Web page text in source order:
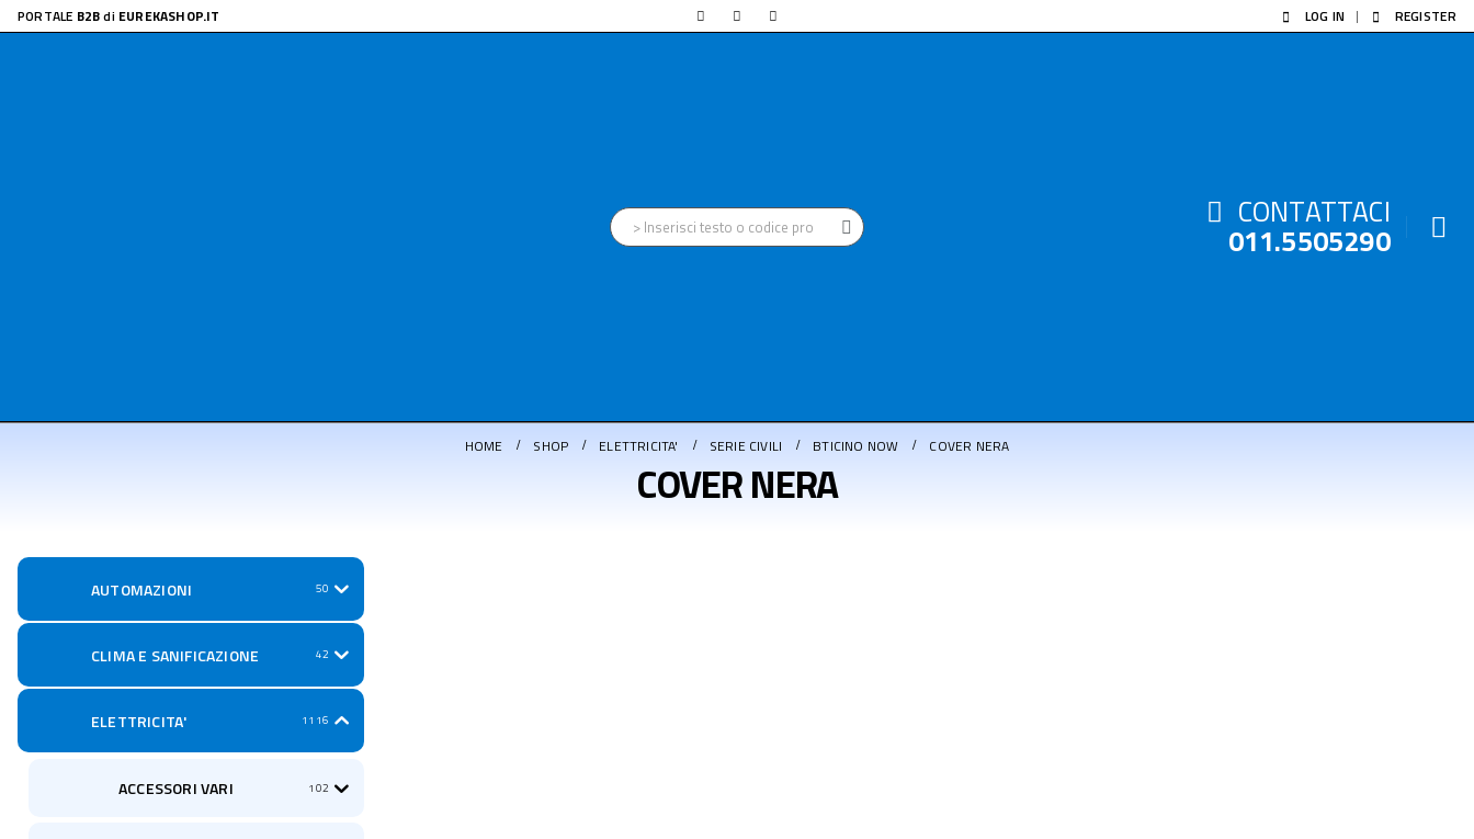
PORTALE B2Bdi EUREKASHOP.IT LOG IN REGISTER
CONTATTACI
011.5505290
HOME SHOP ELETTRICITA' SERIE CIVILI BTICINO NOW COVER NERA
COVER NERA
AUTOMAZIONI 50
CLIMA E SANIFICAZIONE 42
ELETTRICITA' 1116
ACCESSORI VARI 102